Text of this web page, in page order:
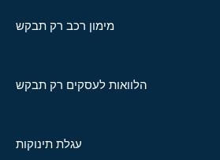
מימון רכב רק תבקש
הלוואות לעסקים רק תבקש
עגלת תינוקות